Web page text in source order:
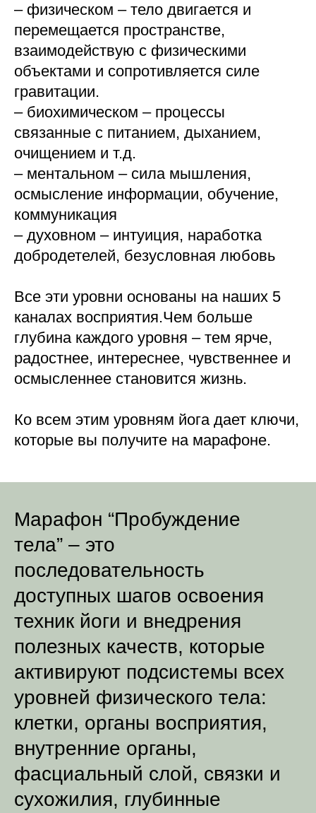
– физическом – тело двигается и
перемещается пространстве,
взаимодействую с физическими
объектами и сопротивляется силе
гравитации.
– биохимическом – процессы
связанные с питанием, дыханием,
очищением и т.д.
– ментальном – сила мышления,
осмысление информации, обучение,
коммуникация
– духовном – интуиция, наработка
добродетелей, безусловная любовь
Все эти уровни основаны на наших 5
каналах восприятия.Чем больше
глубина каждого уровня – тем ярче,
радостнее, интереснее, чувственнее и
осмысленнее становится жизнь.
Ко всем этим уровням йога дает ключи,
которые вы получите на марафоне.
Марафон “Пробуждение
тела” – это
последовательность
доступных шагов освоения
техник йоги и внедрения
полезных качеств, которые
активируют подсистемы всех
уровней физического тела:
клетки, органы восприятия,
внутренние органы,
фасциальный слой, связки и
сухожилия, глубинные